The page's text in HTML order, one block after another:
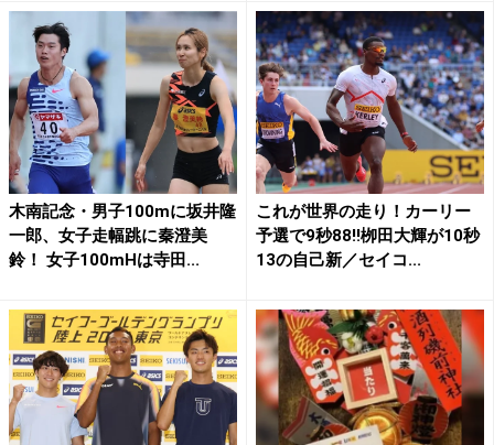
木南記念・男子100mに坂井隆
一郎、女子走幅跳に秦澄美
鈴！ 女子100mHは寺田...
これが世界の走り！カーリー
予選で9秒88!!栁田大輝が10秒
13の自己新／セイコ...